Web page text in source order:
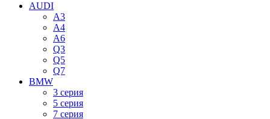
AUDI
A3
A4
A6
Q3
Q5
Q7
BMW
3 серия
5 серия
7 серия